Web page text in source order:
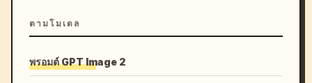
ตามโมเดล
พรอมต์ GPT Image 2